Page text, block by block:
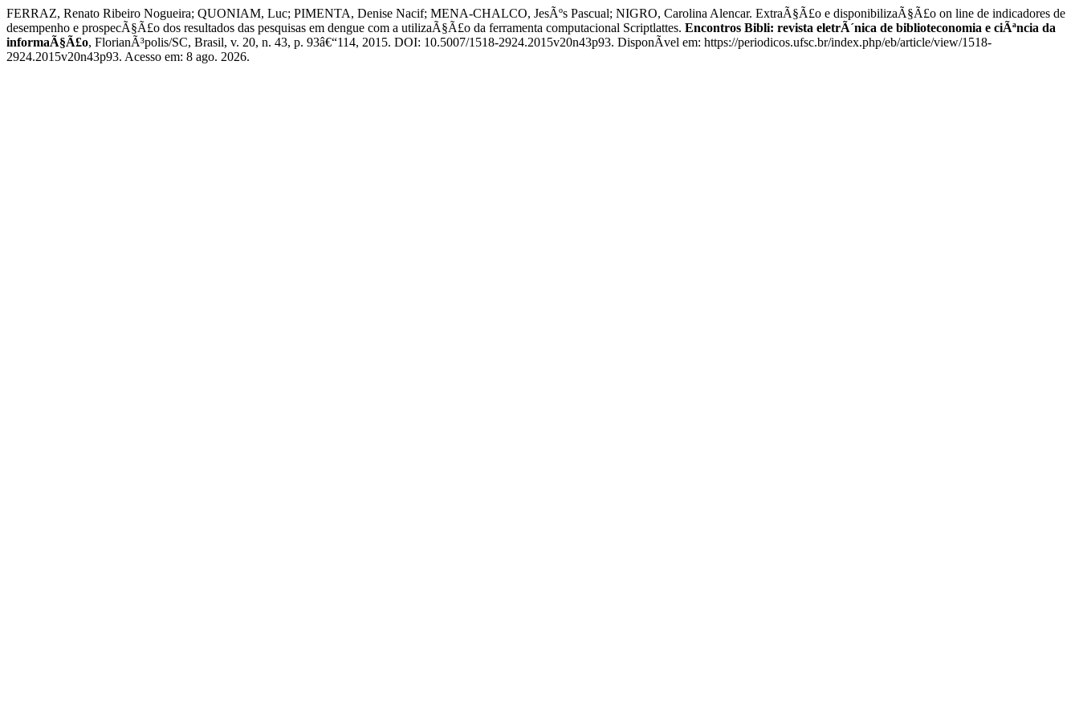
FERRAZ, Renato Ribeiro Nogueira; QUONIAM, Luc; PIMENTA, Denise Nacif; MENA-CHALCO, JesÃºs Pascual; NIGRO, Carolina Alencar. ExtraÃ§Ã£o e disponibilizaÃ§Ã£o on line de indicadores de
desempenho e prospecÃ§Ã£o dos resultados das pesquisas em dengue com a utilizaÃ§Ã£o da ferramenta computacional Scriptlattes. Encontros Bibli: revista eletrÃ´nica de biblioteconomia e ciÃªncia da
informaÃ§Ã£o, FlorianÃ³polis/SC, Brasil, v. 20, n. 43, p. 93â€“114, 2015. DOI: 10.5007/1518-2924.2015v20n43p93. DisponÃ­vel em: https://periodicos.ufsc.br/index.php/eb/article/view/1518-
2924.2015v20n43p93. Acesso em: 8 ago. 2026.